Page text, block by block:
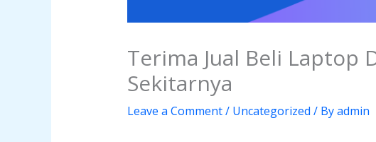
Terima Jual Beli Laptop
Sekitarnya
Leave a Comment/ Uncategorized / Byadmin